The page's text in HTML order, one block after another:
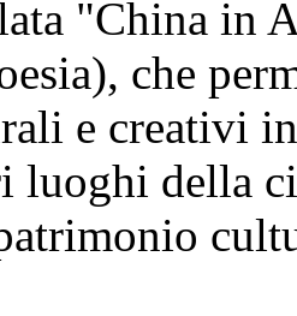
"China in
che
e creativi
luoghi della